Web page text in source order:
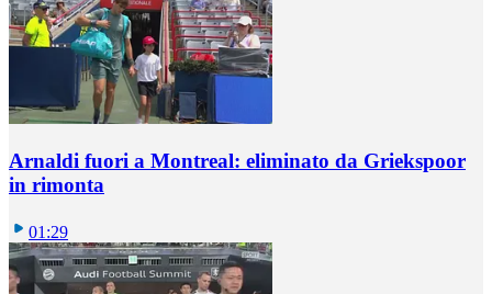
Arnaldi fuori a Montreal: eliminato da Griekspoor
in rimonta
01:29